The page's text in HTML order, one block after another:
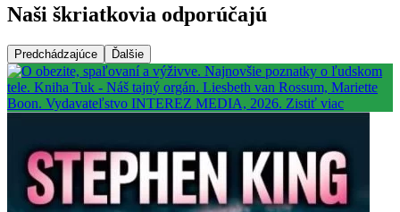
Naši škriatkovia odporúčajú
Predchádzajúce Ďalšie